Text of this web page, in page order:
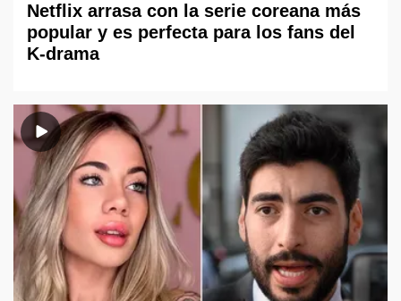
Netflix arrasa con la serie coreana más
popular y es perfecta para los fans del
K-drama